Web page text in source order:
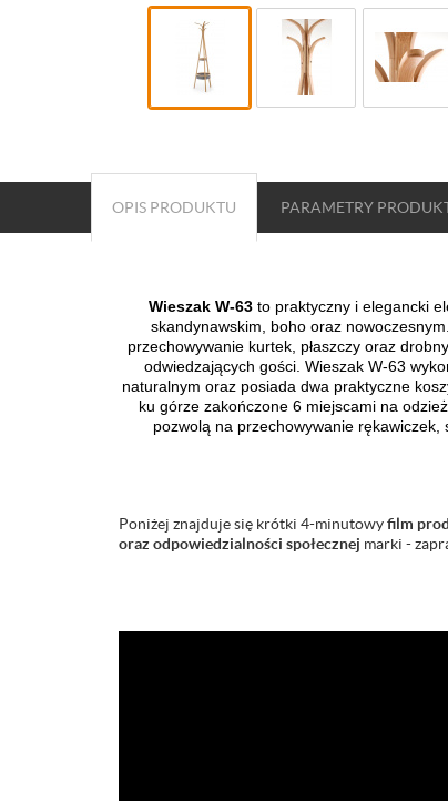
OPIS PRODUKTU PARAMETRY
Wieszak W-63 to praktyczny i elegancki
skandynawskim, boho oraz
przechowywanie kurtek, płaszczy oraz
odwiedzających gości. WieszakW-63
naturalnym oraz posiada dwa praktyczne
ku górze zakończone 6 miejscami na
pozwolą na przechowywanie
Poniżej znajduje się krótki 4-minutowyfilm
oraz odpowiedzialności społecznej marki -